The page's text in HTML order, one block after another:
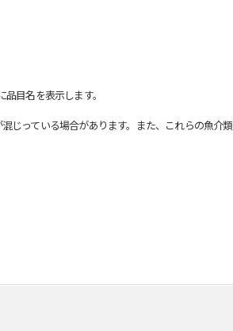
目名を表示します。
っている場合があります。また、これらの魚介